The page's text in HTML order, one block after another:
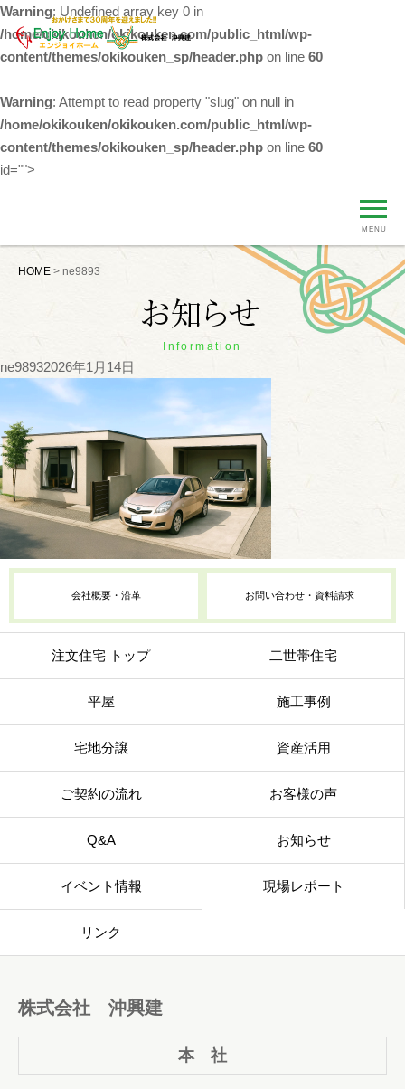
Warning: Undefined array key 0 in
/home/okikouken/okikouken.com/public_html/wp-
content/themes/okikouken_sp/header.php on line 60
Warning: Attempt to read property "slug" on null in
/home/okikouken/okikouken.com/public_html/wp-
content/themes/okikouken_sp/header.php on line 60
id="">
MENU
HOME > ne9893
Information
ne98932026年1月14日
会社概要・沿革 お問い合わせ・資料請求
注文住宅 トップ 二世帯住宅
平屋 施工事例
宅地分譲 資産活用
ご契約の流れ お客様の声
Q&A お知らせ
イベント情報 現場レポート
リンク
株式会社 沖興建
本 社